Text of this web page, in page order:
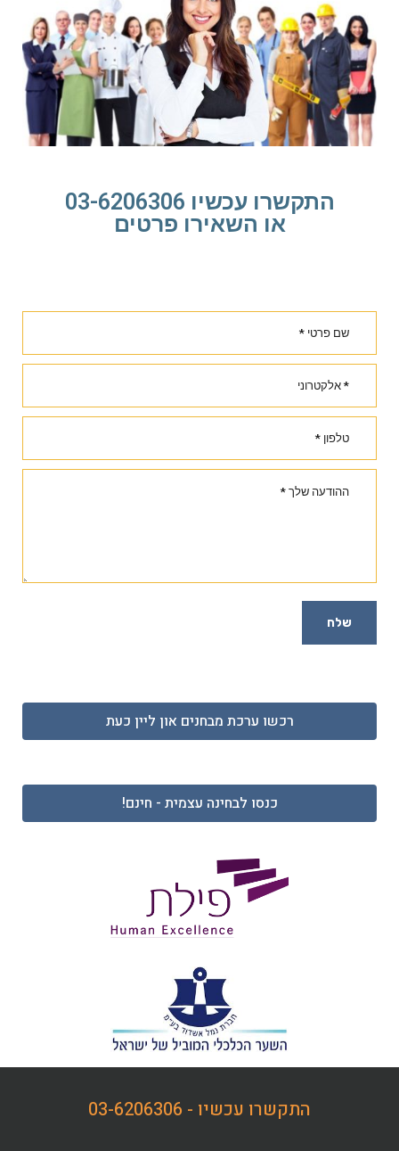
התקשרו עכשיו 03-6206306
או השאירו פרטים
שלח
רכשו ערכת מבחנים און ליין כעת
כנסו לבחינה עצמית - חינם!
התקשרו עכשיו - 03-6206306